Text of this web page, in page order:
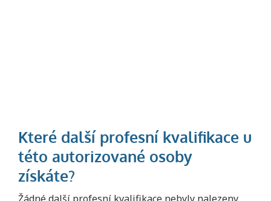
Projděte si seznam profesních kvalifikací.